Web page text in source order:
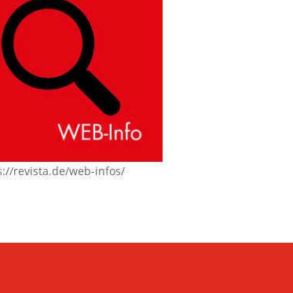
revista.de/web-infos/